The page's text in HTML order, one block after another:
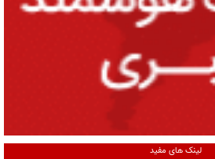
لینک های مفید